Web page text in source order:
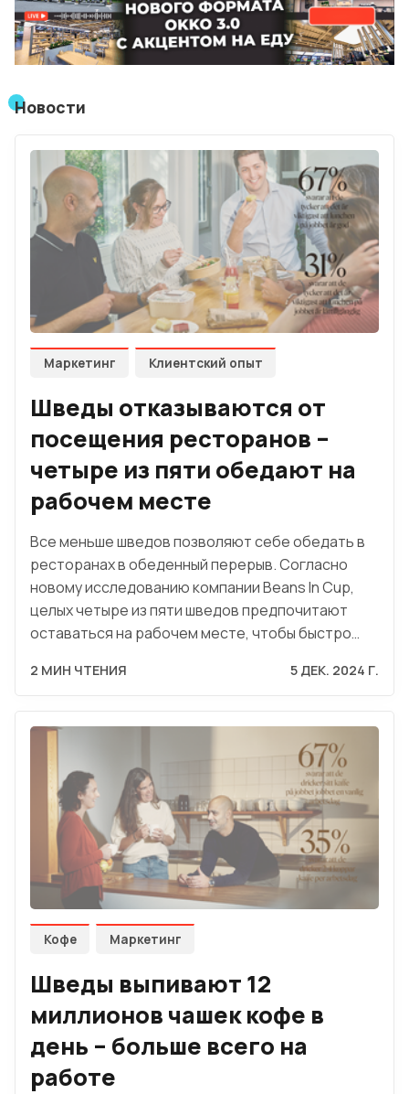
Лучшие АЗС мира
Условия использования материалов
Политика конфиденциальности и cookie
Новости
Маркетинг Клиентский опыт
Шведы отказываются от
посещения ресторанов –
четыре из пяти обедают на
рабочем месте
Все меньше шведов позволяют себе обедать в
ресторанах в обеденный перерыв. Согласно
новому исследованию компании Beans In Cup,
целых четыре из пяти шведов предпочитают
оставаться на рабочем месте, чтобы быстро…
2 МИН ЧТЕНИЯ 5 ДЕК. 2024 Г.
Кофе Маркетинг
Шведы выпивают 12
миллионов чашек кофе в
день – больше всего на
работе